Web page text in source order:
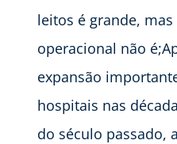
leitos é grande,
operacional não
expansão
hospitais nas
do século passado,